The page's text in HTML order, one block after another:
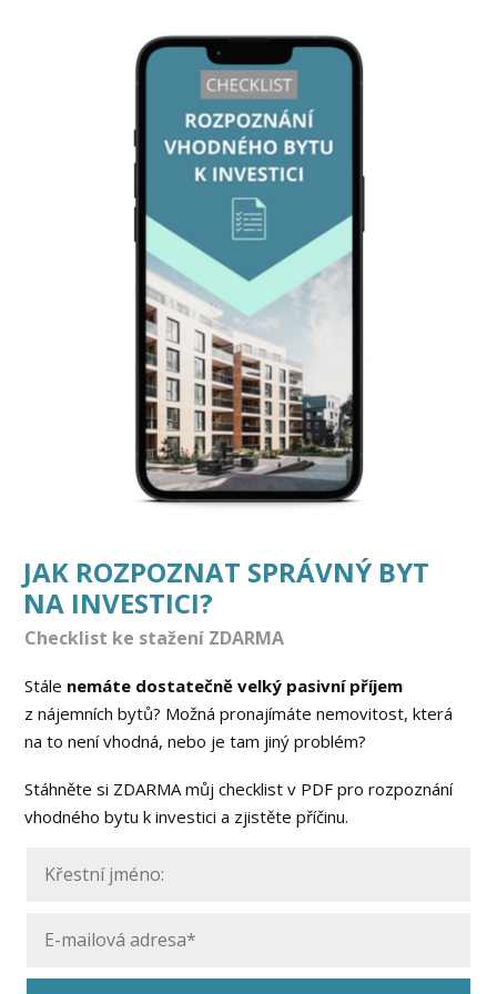
JAK ROZPOZNAT SPRÁVNÝ BYT
NA INVESTICI?
Checklist ke stažení ZDARMA
Stále nemáte dostatečně velký pasivní příjem
z nájemních bytů? Možná pronajímáte nemovitost, která
na to není vhodná, nebo je tam jiný problém?
Stáhněte si ZDARMA můj checklist v PDF pro rozpoznání
vhodného bytu k investici a zjistěte příčinu.